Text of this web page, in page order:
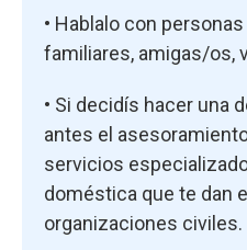
• Hablalo con
familiares, amigas/os,
• Si decidís hacer una
antes el
servicios
doméstica que te dan
organizaciones civiles.